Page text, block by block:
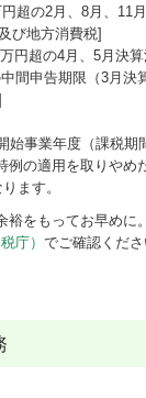
超の2月、8月、11
び地方消費税]
円超の4月、5月決算
間申告期限（3月決
始事業年度（課税期
例の適用を取りやめ
ます。
をもってお早めに
庁） でご確認くださ